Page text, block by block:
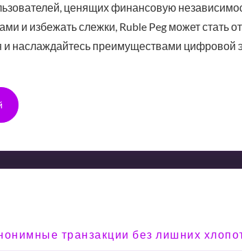
ценящих финансовую
и избежать слежки, Ruble Peg может стать
и наслаждайтесь преимуществами цифровой
транзакции без лишних